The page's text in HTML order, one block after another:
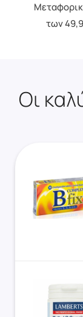
των
Οι